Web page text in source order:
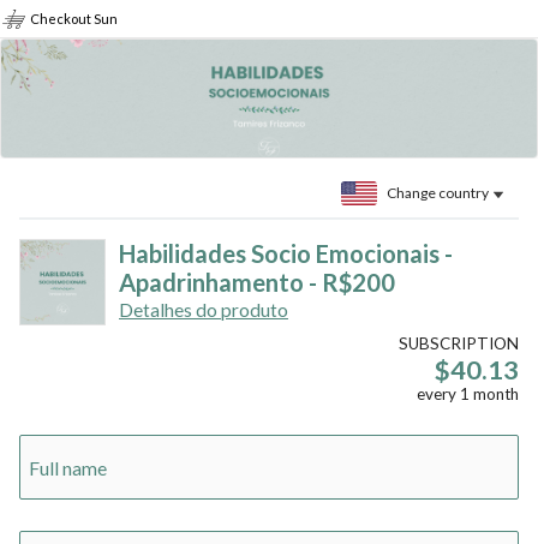
Checkout Sun
Change country
Habilidades Socio Emocionais -
Apadrinhamento - R$200
Detalhes do produto
SUBSCRIPTION
$40.13
every 1 month
Full name